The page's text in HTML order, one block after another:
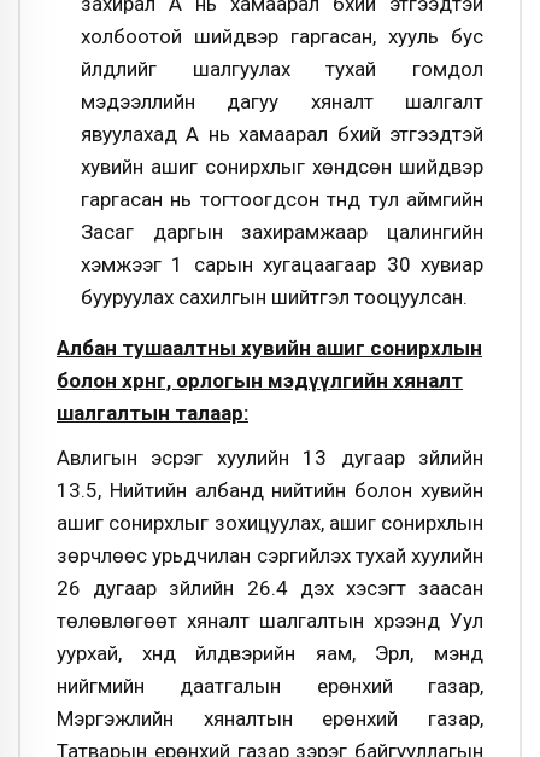
холбоотой шийдвэр гаргасан, хууль бус
үйлдлийг шалгуулах тухай гомдол
мэдээллийн дагуу хяналт шалгалт
явуулахад А нь хамаарал бүхий этгээдтэй
хувийн ашиг сонирхлыг хөндсөн шийдвэр
гаргасан нь тогтоогдсон түүнд тул аймгийн
Засаг даргын захирамжаар цалингийн
хэмжээг 1 сарын хугацаагаар 30 хувиар
бууруулах сахилгын шийтгэл тооцуулсан.
Албан тушаалтны хувийн ашиг сонирхлын
болон хөрөнгө, орлогын мэдүүлгийн хяналт
шалгалтын талаар:
Авлигын эсрэг хуулийн 13 дугаар зүйлийн
13.5, Нийтийн албанд нийтийн болон хувийн
ашиг сонирхлыг зохицуулах, ашиг сонирхлын
зөрчлөөс урьдчилан сэргийлэх тухай хуулийн
26 дугаар зүйлийн 26.4 дэх хэсэгт заасан
төлөвлөгөөт хяналт шалгалтын хүрээнд Уул
уурхай, хүнд үйлдвэрийн яам, Эрүүл, мэнд
нийгмийн даатгалын ерөнхий газар,
Мэргэжлийн хяналтын ерөнхий газар,
Татварын ерөнхий газар зэрэг байгууллагын